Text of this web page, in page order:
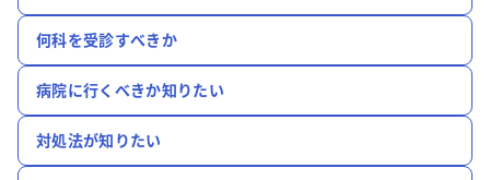
何科を受診すべきか
病院に行くべきか知りたい
対処法が知りたい